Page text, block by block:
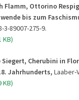
Flamm, Ottorino
bis zum
3-89007-275-9.
KB)
Cherubini in
Jahrhunderts, Laaber-
KB)